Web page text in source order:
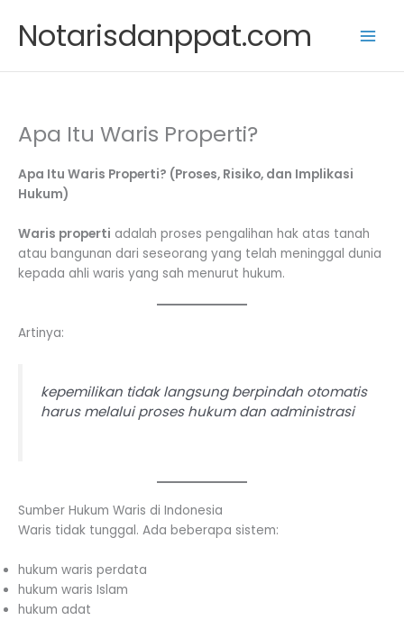
content
Notarisdanppat.com
Apa Itu Waris Properti?
Apa Itu Waris Properti? (Proses, Risiko, dan Implikasi
Hukum)
Waris properti adalah proses pengalihan hak atas tanah
atau bangunan dari seseorang yang telah meninggal dunia
kepada ahli waris yang sah menurut hukum.
Artinya:
kepemilikan tidak langsung berpindah otomatis
harus melalui proses hukum dan administrasi
Sumber Hukum Waris di Indonesia
Waris tidak tunggal. Ada beberapa sistem:
hukum waris perdata
hukum waris Islam
hukum adat